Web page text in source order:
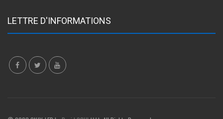
LETTRE D'INFORMATIONS